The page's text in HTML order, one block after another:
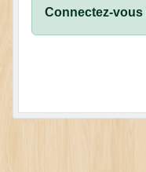
Connectez-vous